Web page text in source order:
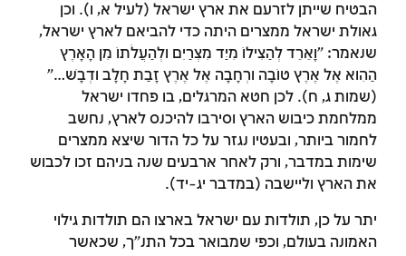
הבטיח שייתן לזרעם את ארץ ישראל (לעיל א, ו). וכן
גאולת ישראל ממצרים היתה כדי להביאם לארץ ישראל,
שנאמר: "וָאֵרֵד לְהַצִּילוֹ מִיַּד מִצְרַיִם וּלְהַעֲלֹתוֹ מִן הָאָרֶץ
הַהִוא אֶל אֶרֶץ טוֹבָה וּרְחָבָה אֶל אֶרֶץ זָבַת חָלָב וּדְבָשׁ…"
(שמות ג, ח). לכן חטא המרגלים, בו פחדו ישראל
ממלחמת כיבוש הארץ וסירבו להיכנס לארץ, נחשב
לחמור ביותר, ובעטיו נגזר על כל הדור שיצא ממצרים
שימות במדבר, ורק לאחר ארבעים שנה בניהם זכו לכבוש
את הארץ וליישבה (במדבר יג-יד).
יתר על כן, תולדות עם ישראל בארצו הם תולדות גילוי
האמונה בעולם, וכפי שמבואר בכל התנ"ך, שכאשר